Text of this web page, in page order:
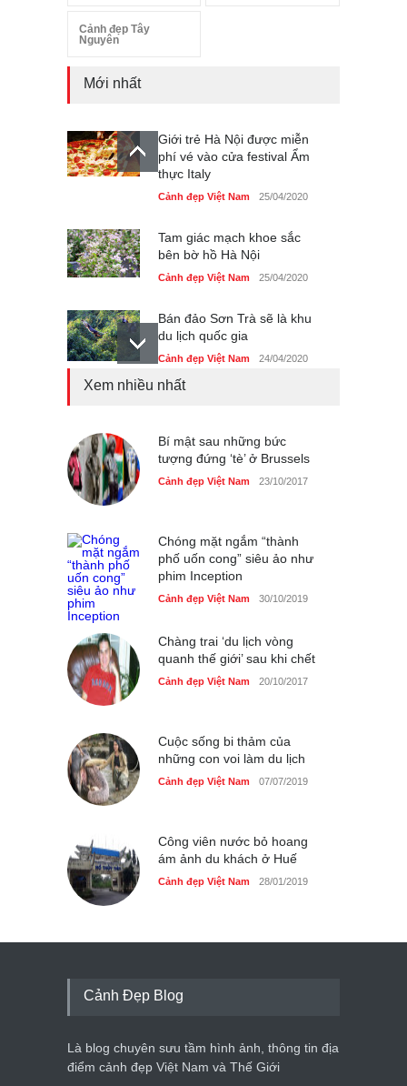
Cảnh đẹp Tây
Nguyên
Mới nhất
Giới trẻ Hà Nội được miễn
phí vé vào cửa festival Ẩm
thực Italy
Cảnh đẹp Việt Nam 25/04/2020
Tam giác mạch khoe sắc
bên bờ hồ Hà Nội
Cảnh đẹp Việt Nam 25/04/2020
Bán đảo Sơn Trà sẽ là khu
du lịch quốc gia
Cảnh đẹp Việt Nam 24/04/2020
Cảnh đẹp Việt Nam 25/04/2020
Nhiều hoạt động tôn vinh
Xem nhiều nhất
Bí mật sau những bức
tượng đứng ‘tè’ ở Brussels
Cảnh đẹp Việt Nam 23/10/2017
Chóng mặt ngắm “thành
phố uốn cong” siêu ảo như
phim Inception
Cảnh đẹp Việt Nam 30/10/2019
Chàng trai ‘du lịch vòng
quanh thế giới’ sau khi chết
Cảnh đẹp Việt Nam 20/10/2017
Cuộc sống bi thảm của
những con voi làm du lịch
Cảnh đẹp Việt Nam 07/07/2019
Công viên nước bỏ hoang
ám ảnh du khách ở Huế
Cảnh đẹp Việt Nam 28/01/2019
Cảnh Đẹp Blog
Là blog chuyên sưu tầm hình ảnh, thông tin địa
điểm cảnh đẹp Việt Nam và Thế Giới